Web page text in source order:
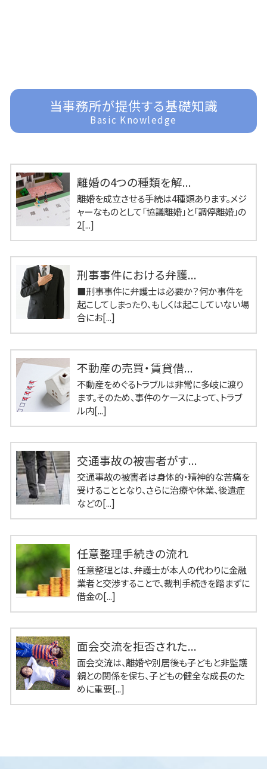
当事務所が提供する基礎知識
Basic Knowledge
離婚の4つの種類を解...
離婚を成立させる手続は4種類あります。メジ
ャーなものとして「協議離婚」と「調停離婚」の
2[...]
刑事事件における弁護...
■刑事事件に弁護士は必要か？何か事件を
起こしてしまったり、もしくは起こしていない場
合にお[...]
不動産の売買・賃貸借...
不動産をめぐるトラブルは非常に多岐に渡り
ます。そのため、事件のケースによって、トラブ
ル内[...]
交通事故の被害者がす...
交通事故の被害者は身体的・精神的な苦痛を
受けることとなり、さらに治療や休業、後遺症
などの[...]
任意整理手続きの流れ
任意整理とは、弁護士が本人の代わりに金融
業者と交渉することで、裁判手続きを踏まずに
借金の[...]
面会交流を拒否された...
面会交流は、離婚や別居後も子どもと非監護
親との関係を保ち、子どもの健全な成長のた
めに重要[...]